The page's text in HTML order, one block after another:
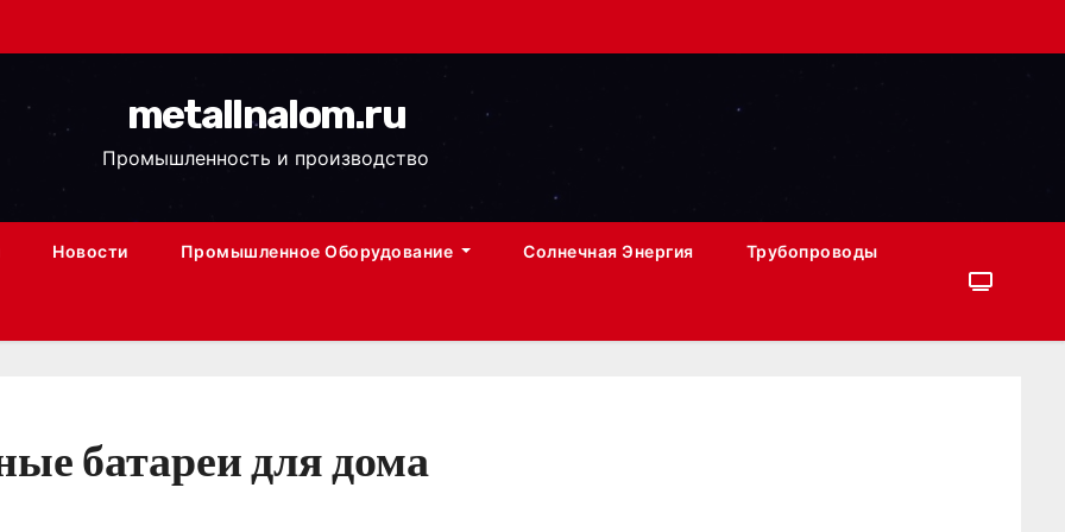
metallnalom.ru
Промышленность и производство
Новости Промышленное Оборудование Солнечная Энергия Трубопроводы
батареи для дома